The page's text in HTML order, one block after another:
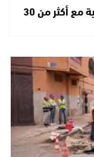
زلزال سياسي بالعيون… استقالة جماعية مع أكثر من 30